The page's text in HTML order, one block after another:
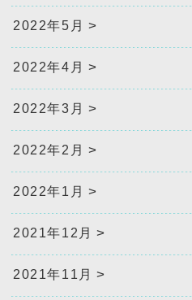
2022年5月
2022年4月
2022年3月
2022年2月
2022年1月
2021年12月
2021年11月